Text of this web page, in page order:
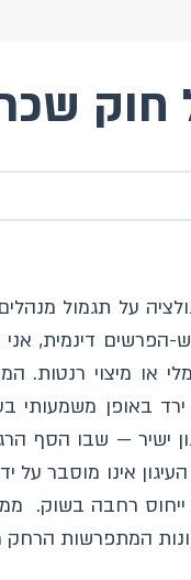
שכר
הפרשים דינמית,
או מיצוי רנטות.
באופן משמעותי
ישיר — שבו הסף
אינו מוסבר על
רחבה בשוק.
המתפרשות